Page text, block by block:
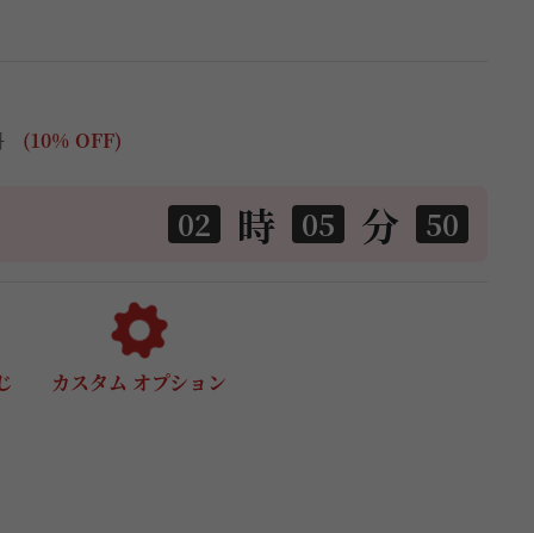
(10% OFF)
02 時 05 分 49
カスタム オプション